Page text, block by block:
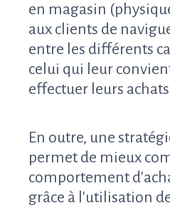
en magasin
aux clients de
entre les différents
celui qui leur
effectuer leurs
En outre, une
permet de mieux
comportement
grâce à l'utilisation